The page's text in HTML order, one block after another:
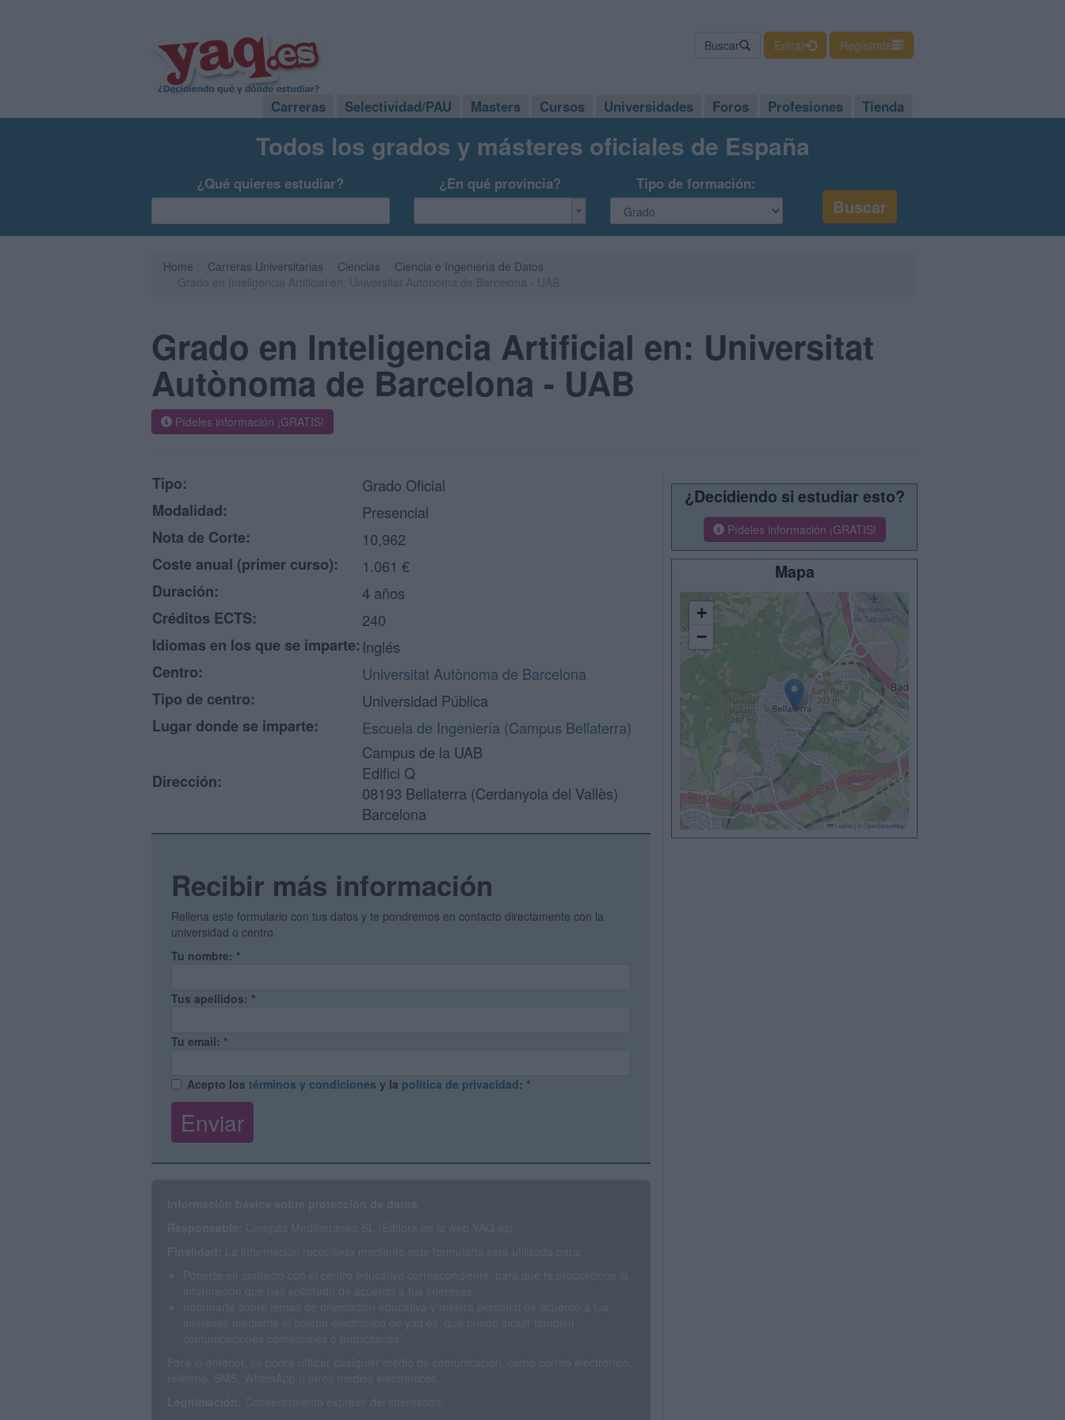
Buscar Entrar Regístrate
Carreras Selectividad/PAU Masters Cursos Universidades Foros Profesiones Tienda
Todos los grados y másteres oficiales de España
¿Qué quieres estudiar? ¿En qué provincia? Tipo de formación:
Home Carreras Universitarias Ciencias
Ciencia e Ingeniería de Datos
Grado en Inteligencia Artificial en: Universitat
Autònoma de Barcelona - UAB
Pídeles información ¡GRATIS!
Tipo:
Grado Oficial
Modalidad:
Presencial
Nota de Corte:
10,962
Coste anual (primer curso):
1.061 €
Duración:
4 años
Créditos ECTS:
240
Idiomas en los que se imparte: Inglés
Centro:
Universitat Autònoma de Barcelona
Tipo de centro:
Universidad Pública
Lugar donde se imparte:
Escuela de Ingeniería (Campus Bellaterra)
Dirección:
Campus de la UAB
Edifici Q
08193 Bellaterra (Cerdanyola del Vallès)
Barcelona
Recibir más información
Rellena este formulario con tus datos y te pondremos en contacto directamente con la
universidad o centro.
Tu nombre: *
Tus apellidos: *
Tu email: *
Acepto los términos y condiciones y la política de privacidad: *
¿Decidiendo si estudiar esto?
Pídeles información ¡GRATIS!
Mapa
+
−
Leaflet © OpenStreetMap